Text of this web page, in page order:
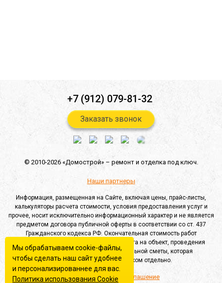
© 2010-2026 «Домострой» – ремонт и отделка под ключ.
Наши партнеры
+7 (912) 079-81-32
Заказать звонок
Информация, размещенная на Сайте, включая цены, прайс-листы,
калькуляторы расчета стоимости, условия предоставления услуг и
прочее, носит исключительно информационный характер и не является
предметом договора публичной оферты в соответствии со ст. 437
Гражданского кодекса РФ. Окончательная стоимость работ
определяется после выезда специалиста на объект, проведения
замеров и составления индивидуальной сметы, которая
согласовывается с Заказчиком отдельно.
Пользовательское соглашение
Мы обрабатываем cookie-файлы,
чтобы сделать наш сайт удобнее
и персонализированнее для вас.
Политика использования Сookie